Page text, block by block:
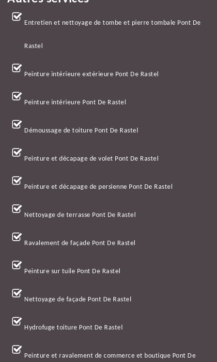
Entretien et nettoyage de tombe et pierre tombale Pont De
Rastel
Peinture intérieure extérieure Pont De Rastel
Peinture intérieure Pont De Rastel
Démoussage de toiture Pont De Rastel
Peinture et décapage de volet Pont De Rastel
Peinture et décapage de persienne Pont De Rastel
Nettoyage de terrasse Pont De Rastel
Ravalement de façade Pont De Rastel
Peinture sur tuile Pont De Rastel
Nettoyage de façade Pont De Rastel
Hydrofuge toiture Pont De Rastel
Peinture et ravalement de commerce et boutique Pont De